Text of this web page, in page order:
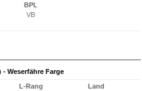
BPL
VB
Weserfähre Farge
L-Rang
Land